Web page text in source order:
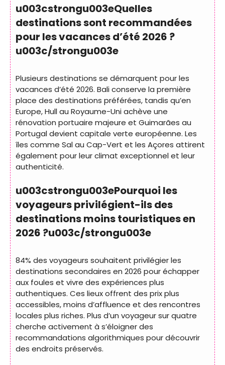
u003cstrongu003eQuelles
destinations sont recommandées
pour les vacances d’été 2026 ?
u003c/strongu003e
Plusieurs destinations se démarquent pour les
vacances d’été 2026. Bali conserve la première
place des destinations préférées, tandis qu’en
Europe, Hull au Royaume-Uni achève une
rénovation portuaire majeure et Guimarães au
Portugal devient capitale verte européenne. Les
îles comme Sal au Cap-Vert et les Açores attirent
également pour leur climat exceptionnel et leur
authenticité.
u003cstrongu003ePourquoi les
voyageurs privilégient-ils des
destinations moins touristiques en
2026 ?u003c/strongu003e
84% des voyageurs souhaitent privilégier les
destinations secondaires en 2026 pour échapper
aux foules et vivre des expériences plus
authentiques. Ces lieux offrent des prix plus
accessibles, moins d’affluence et des rencontres
locales plus riches. Plus d’un voyageur sur quatre
cherche activement à s’éloigner des
recommandations algorithmiques pour découvrir
des endroits préservés.